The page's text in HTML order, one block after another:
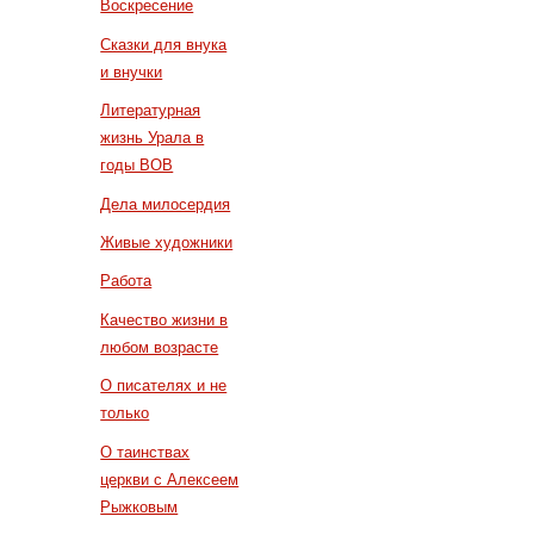
Воскресение
Сказки для внука
и внучки
Литературная
жизнь Урала в
годы ВОВ
Дела милосердия
Живые художники
Работа
Качество жизни в
любом возрасте
О писателях и не
только
О таинствах
церкви с Алексеем
Рыжковым